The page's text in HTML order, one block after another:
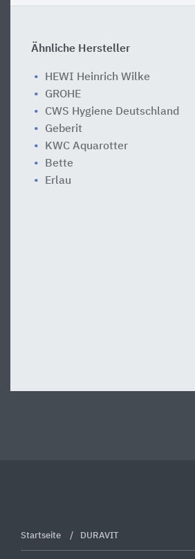
Ähnliche Hersteller
HEWI Heinrich Wilke
GROHE
CWS Hygiene Deutschland
Geberit
KWC Aquarotter
Bette
Erlau
Startseite DURAVIT